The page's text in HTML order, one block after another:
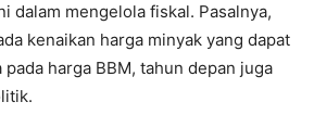
dalam mengelola fiskal. Pasalnya,
kenaikan harga minyak yang dapat
harga BBM, tahun depan juga